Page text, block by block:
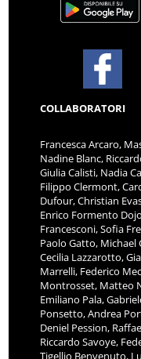
COLLABORATORI
Francesca Arcaro,
Nadine Blanc,
Giulia Calisti, Nadia
Filippo Clermont,
Dufour, Christian
Enrico Formento
Francesconi, Sofia
Paolo Gatto, Michael
Cecilia Lazzarotto,
Marrelli, Federico
Montrosset, Matteo
Emiliano Pala,
Ponsetto, Andrea
Deniel Pession,
Riccardo Savoye,
Tigellio Benvenuto,